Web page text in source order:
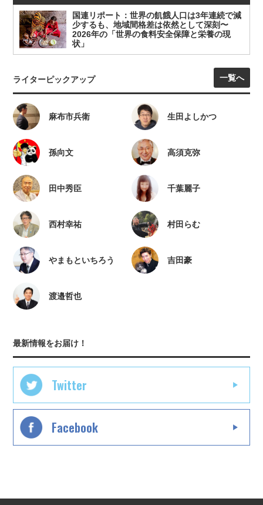
国連リポート：世界の飢餓人口は3年連続で減
少するも、地域間格差は依然として深刻〜
2026年の「世界の食料安全保障と栄養の現
状」
ライターピックアップ 一覧へ
麻布市兵衛 生田よしかつ
孫向文 高須克弥
田中秀臣 千葉麗子
西村幸祐 村田らむ
やまもといちろう 吉田豪
渡邉哲也
最新情報をお届け！
Twitter
Facebook